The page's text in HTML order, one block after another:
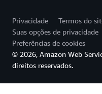
Privacidade
Termos do
Suas opções de privacidade
Preferências de cookies
© 2026, Amazon Web
direitos reservados.